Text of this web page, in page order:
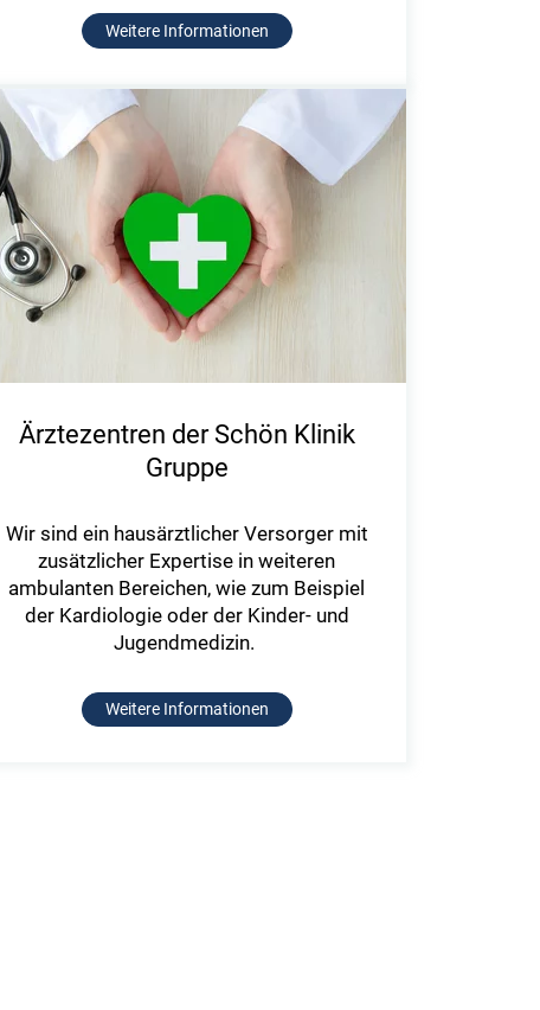
Weitere Informationen
Ärztezentren der Schön Klinik
Gruppe
Wir sind ein hausärztlicher Versorger mit
zusätzlicher Expertise in weiteren
ambulanten Bereichen, wie zum Beispiel
der Kardiologie oder der Kinder- und
Jugendmedizin.
Weitere Informationen